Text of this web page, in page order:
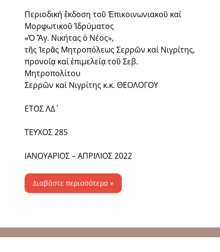
Περιοδική ἔκδοση τοῦ Ἐπικοινωνιακοῦ καί
Μορφωτικοῦ Ἱδρύματος
«Ὁ Ἅγ. Νικήτας ὁ Νέος»,
τῆς Ἱερᾶς Μητροπόλεως Σερρῶν καί Νιγρίτης,
προνοίᾳ καί ἐπιμελείᾳ τοῦ Σεβ.
Μητροπολίτου
Σερρῶν καί Νιγρίτης κ.κ. ΘΕΟΛΟΓΟΥ
ΕΤΟΣ ΛΔ΄
ΤΕΥΧΟΣ 285
ΙΑΝΟΥΑΡΙΟΣ – ΑΠΡΙΛΙΟΣ 2022
Διαβάστε περισσότερα »